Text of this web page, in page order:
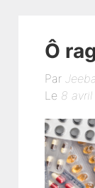
Ô
Par
Le 8